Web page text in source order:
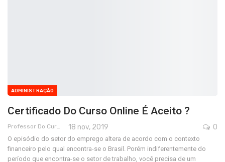
ADMINISTRAÇÃO
Certificado Do Curso Online É Aceito ?
Professor Do Cursos Rápidos Grátis 18 nov, 2019 0
O episódio do setor do emprego altera de acordo com o contexto
financeiro pelo qual encontra-se o Brasil. Porém indiferentemente do
período que encontra-se o setor de trabalho, você precisa de um